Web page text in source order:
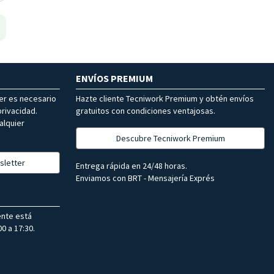
es necesario
ENVÍOS PREMIUM
Hazte cliente Tecniwork Premium y obtén envíos
gratuitos con condiciones ventajosas.
Descubre Tecniwork Premium
Entrega rápida en 24/48 horas.
Enviamos con BRT - Mensajería Exprés
está
a 17:30.